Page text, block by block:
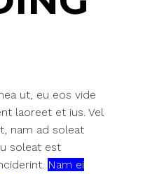
ut, eu eos vide
laoreet et ius. Vel
nam ad soleat
soleat est
Nam ei